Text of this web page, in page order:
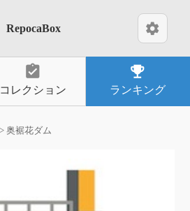
RepocaBox settings
assignment_turned_in
コレクション
emoji_events
ランキング
奥裾花ダム